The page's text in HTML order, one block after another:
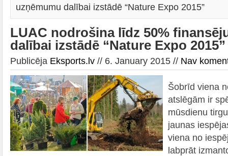
uzņēmumu dalībai izstādē “Nature Expo 2015”
LUAC nodrošina līdz 50%
dalībai izstādē “Nature Expo 2015”
Publicēja Eksports.lv // 6. January 2015 // Nav
Šobrīd viena
atslēgām ir
mūsdienu
jaunas
viena no
labprāt